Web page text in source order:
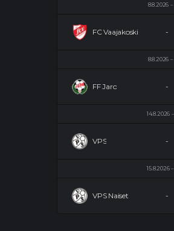
8.8.2026
FC Vaajakoski -
8.8.2026
FF Jaro -
14.8.2026
VPS -
15.8.2026
VPS Naiset -